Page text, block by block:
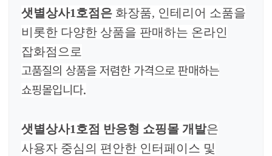
샛별상사1호점은 화장품, 인테리어 소품을
비롯한 다양한 상품을 판매하는 온라인
잡화점으로
고품질의 상품을 저렴한 가격으로 판매하는
쇼핑몰입니다.
샛별상사1호점 반응형 쇼핑몰 개발은
사용자 중심의 편안한 인터페이스 및